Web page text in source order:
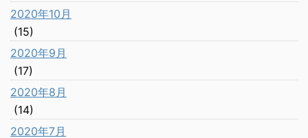
2020年10月
(15)
2020年9月
(17)
2020年8月
(14)
2020年7月